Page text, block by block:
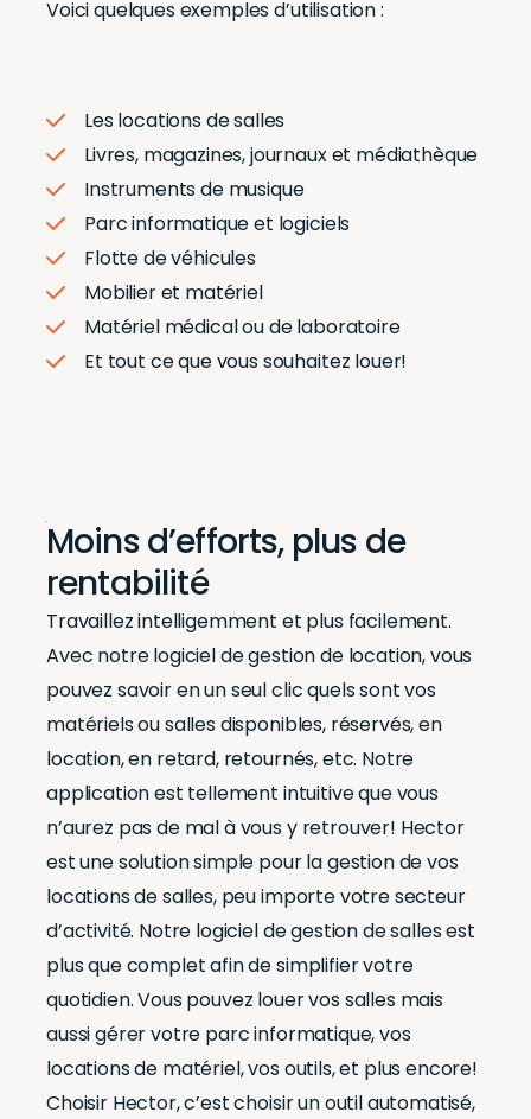
Voici quelques exemples d’utilisation :
Les locations de salles
Livres, magazines, journaux et médiathèque
Instruments de musique
Parc informatique et logiciels
Flotte de véhicules
Mobilier et matériel
Matériel médical ou de laboratoire
Et tout ce que vous souhaitez louer!
Moins d’efforts, plus de
rentabilité
Travaillez intelligemment et plus facilement.
Avec notre logiciel de gestion de location, vous
pouvez savoir en un seul clic quels sont vos
matériels ou salles disponibles, réservés, en
location, en retard, retournés, etc. Notre
application est tellement intuitive que vous
n’aurez pas de mal à vous y retrouver! Hector
est une solution simple pour la gestion de vos
locations de salles, peu importe votre secteur
d’activité. Notre logiciel de gestion de salles est
plus que complet afin de simplifier votre
quotidien. Vous pouvez louer vos salles mais
aussi gérer votre parc informatique, vos
locations de matériel, vos outils, et plus encore!
Choisir Hector, c’est choisir un outil automatisé,